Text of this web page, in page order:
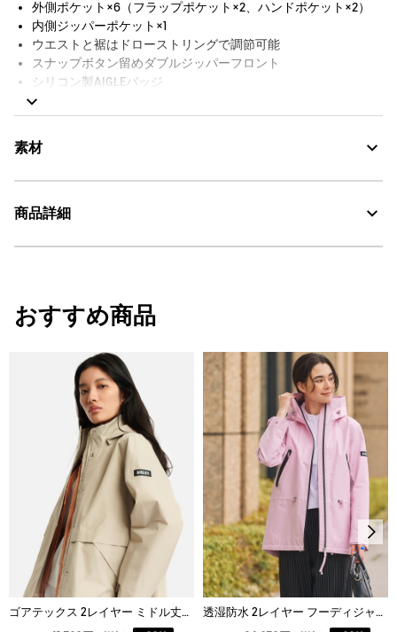
外側ポケット×6（フラップポケット×2、ハンドポケット×2）
内側ジッパーポケット×1
ウエストと裾はドローストリングで調節可能
スナップボタン留めダブルジッパーフロント
シリコン製AIGLEバッジ
防水シーム
裏地付き
防水性：10 000mm
素材
MTD：透湿・防水
タンブル乾燥が可能、低温乾燥：排気温度の上限は最高
60℃。
脱水後、つり干し乾燥がよい。
アイロン仕上げ処理はできない。
ドライクリーニング処理ができない。
ウェットクリーニング処理ができる。：通常の処理
商品詳細
・原産国：ミャンマー
・素材：本体：ポリエステル100% 裏地：ナイロン100%
おすすめ商品
ゴアテックス 2レイヤー ミドル丈ジャケット T-KIT
透湿防水 2レイヤー フーディジャケット RP